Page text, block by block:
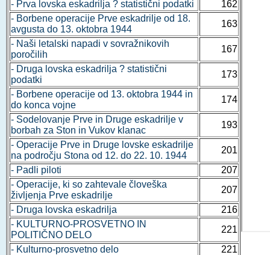
- Prva lovska eskadrilja ? statistični podatki
162
- Borbene operacije Prve eskadrilje od 18.
avgusta do 13. oktobra 1944
163
- Naši letalski napadi v sovražnikovih
poročilih
167
- Druga lovska eskadrilja ? statistični
podatki
173
- Borbene operacije od 13. oktobra 1944 in
do konca vojne
174
- Sodelovanje Prve in Druge eskadrilje v
borbah za Ston in Vukov klanac
193
- Operacije Prve in Druge lovske eskadrilje
na področju Stona od 12. do 22. 10. 1944
201
- Padli piloti
207
- Operacije, ki so zahtevale človeška
življenja Prve eskadrilje
207
- Druga lovska eskadrilja
216
- KULTURNO-PROSVETNO IN
POLITIČNO DELO
221
- Kulturno-prosvetno delo
221